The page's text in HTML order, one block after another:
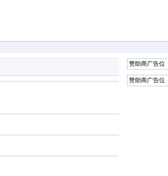
赞助商广告位
赞助商广告位